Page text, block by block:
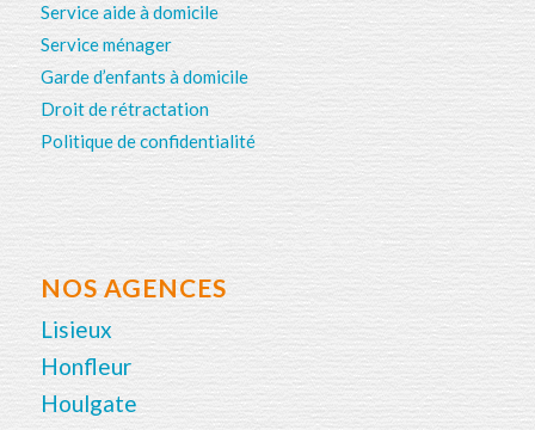
Service aide à domicile
Service ménager
Garde d’enfants à domicile
Droit de rétractation
Politique de confidentialité
NOS AGENCES
Lisieux
Honfleur
Houlgate